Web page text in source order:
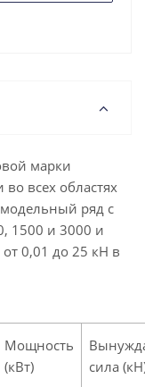
марки
всех областях
ряд с
1500 и 3000 и
0,01 до 25 кН в
Мощность
(кВт)
сила